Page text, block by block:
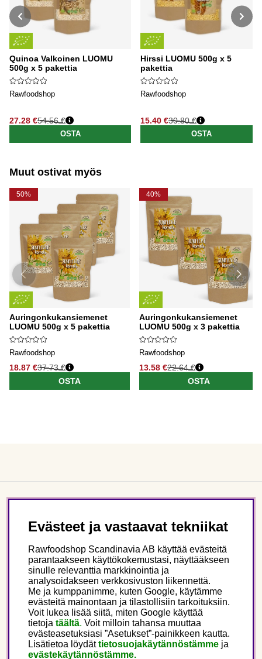
Quinoa Valkoinen LUOMU
500g x 5 pakettia
Rawfoodshop
27.28 €
Normaali hinta
54.56 €
OSTA
Hirssi LUOMU 500g x 5
pakettia
Rawfoodshop
15.40 €
Normaali hinta
30.80 €
OSTA
Muut ostivat myös
50%
Auringonkukansiemenet
LUOMU 500g x 5 pakettia
Rawfoodshop
18.87 €37.73 €
OSTA
40%
Auringonkukansiemenet
LUOMU 500g x 3 pakettia
Rawfoodshop
13.58 €22.64 €
OSTA
Seuraa meitä
Tämä on Rawfoodshop
Finland
Evästeet ja vastaavat tekniikat
Rawfoodshop Scandinavia AB käyttää evästeitä
parantaakseen käyttökokemustasi, näyttääkseen
sinulle relevanttia markkinointia ja
analysoidakseen verkkosivuston liikennettä.
Me ja kumppanimme, kuten Google, käytämme
evästeitä mainontaan ja tilastollisiin tarkoituksiin.
Voit lukea lisää siitä, miten Google käyttää
tietoja täältä. Voit milloin tahansa muuttaa
evästeasetuksiasi ”Asetukset”-painikkeen kautta.
Lisätietoa löydättietosuojakäytännöstämme ja
evästekäytännöstämme.